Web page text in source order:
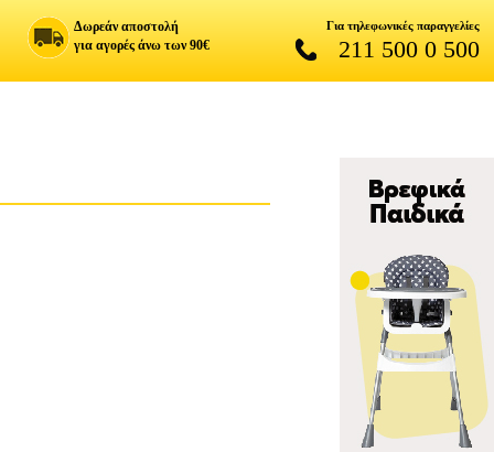
Δωρεάν αποστολή
για αγορές άνω των 90€
Για τηλεφωνικές παραγγελίες
211 500 0 500